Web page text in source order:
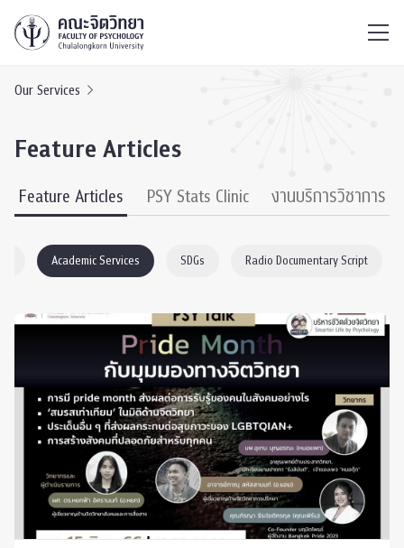
Our Services
Feature Articles
Feature Articles PSY Stats Clinic งานบริการวิชาการ
Academic Services SDGs Radio Documentary Script